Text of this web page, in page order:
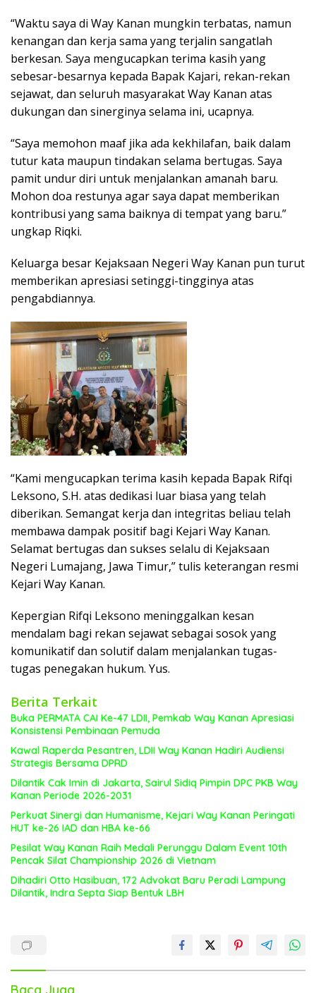
“Waktu saya di Way Kanan mungkin terbatas, namun
kenangan dan kerja sama yang terjalin sangatlah
berkesan. Saya mengucapkan terima kasih yang
sebesar-besarnya kepada Bapak Kajari, rekan-rekan
sejawat, dan seluruh masyarakat Way Kanan atas
dukungan dan sinerginya selama ini, ucapnya.
“Saya memohon maaf jika ada kekhilafan, baik dalam
tutur kata maupun tindakan selama bertugas. Saya
pamit undur diri untuk menjalankan amanah baru.
Mohon doa restunya agar saya dapat memberikan
kontribusi yang sama baiknya di tempat yang baru.”
ungkap Riqki.
Keluarga besar Kejaksaan Negeri Way Kanan pun turut
memberikan apresiasi setinggi-tingginya atas
pengabdiannya.
“Kami mengucapkan terima kasih kepada Bapak Rifqi
Leksono, S.H. atas dedikasi luar biasa yang telah
diberikan. Semangat kerja dan integritas beliau telah
membawa dampak positif bagi Kejari Way Kanan.
Selamat bertugas dan sukses selalu di Kejaksaan
Negeri Lumajang, Jawa Timur,” tulis keterangan resmi
Kejari Way Kanan.
Kepergian Rifqi Leksono meninggalkan kesan
mendalam bagi rekan sejawat sebagai sosok yang
komunikatif dan solutif dalam menjalankan tugas-
tugas penegakan hukum. Yus.
Berita Terkait
Buka PERMATA CAI Ke-47 LDII, Pemkab Way Kanan Apresiasi
Konsistensi Pembinaan Pemuda
Kawal Raperda Pesantren, LDII Way Kanan Hadiri Audiensi
Strategis Bersama DPRD
Dilantik Cak Imin di Jakarta, Sairul Sidiq Pimpin DPC PKB Way
Kanan Periode 2026-2031
Perkuat Sinergi dan Humanisme, Kejari Way Kanan Peringati
HUT ke-26 IAD dan HBA ke-66
Pesilat Way Kanan Raih Medali Perunggu Dalam Event 10th
Pencak Silat Championship 2026 di Vietnam
Dihadiri Otto Hasibuan, 172 Advokat Baru Peradi Lampung
Dilantik, Indra Septa Siap Bentuk LBH
Baca Juga